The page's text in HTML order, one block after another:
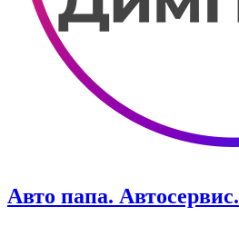
Авто папа. ​Автосервис.